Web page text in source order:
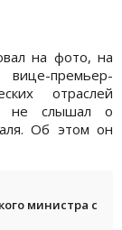
на фото, на
премьер-
отраслей
не слышал о
Об этом он
министра с